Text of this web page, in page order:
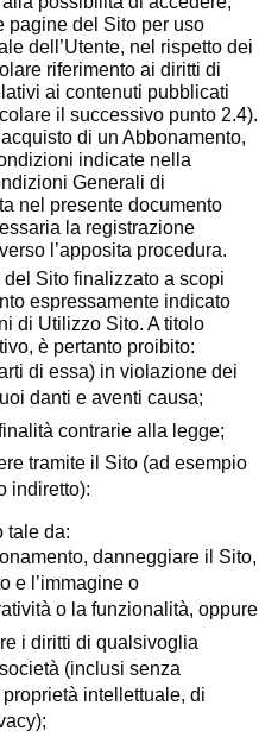
pagine del Sito per uso
dell’Utente, nel rispetto dei
riferimento ai diritti di
ai contenuti pubblicati
il successivo punto 2.4).
di un Abbonamento,
indicate nella
Generali di
nel presente documento
la registrazione
l’apposita procedura.
Sito finalizzato a scopi
espressamente indicato
di Utilizzo Sito. A titolo
è pertanto proibito:
di essa) in violazione dei
danti e aventi causa;
contrarie alla legge;
tramite il Sito (ad esempio
indiretto):
tale da:
danneggiare il Sito,
e l’immagine o
o la funzionalità, oppure
i diritti di qualsivoglia
(inclusi senza
intellettuale, di